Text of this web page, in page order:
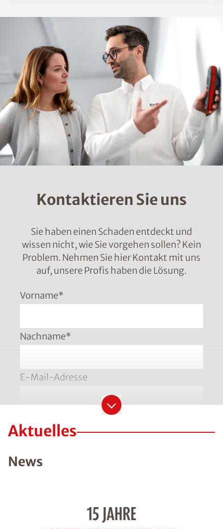
Kontaktieren Sie uns
Sie haben einen Schaden entdeckt und
wissen nicht, wie Sie vorgehen sollen? Kein
Problem. Nehmen Sie hier Kontakt mit uns
auf, unsere Profis haben die Lösung.
Vorname*
Nachname*
E-Mail-Adresse
Bitte geben Sie die Telefonnummer im Format
Aktuelles
News